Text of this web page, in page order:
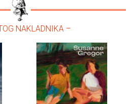
NAKLADNIKA –